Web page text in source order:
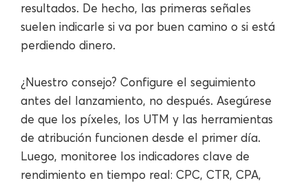
resultados. De hecho, las primeras señales
suelen indicarle si va por buen camino o si está
perdiendo dinero.
¿Nuestro consejo? Configure el seguimiento
antes del lanzamiento, no después. Asegúrese
de que los píxeles, los UTM y las herramientas
de atribución funcionen desde el primer día.
Luego, monitoree los indicadores clave de
rendimiento en tiempo real: CPC, CTR, CPA,